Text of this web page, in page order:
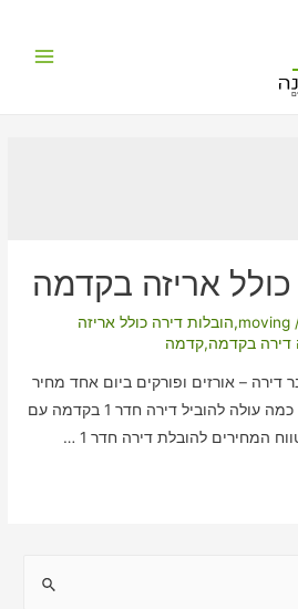
כולל אריזה בקדמה
moving
,הובלות דירה כולל אריזה
דירה בקדמה,קדמה
דירה – אורזים ופורקים ביום אחד מחיר
הובלה ואריזה דירה בקדמה כמה עולה להוביל דירה חדר 1 בקדמה עם
המחירים להובלת דירה חדר 1 …